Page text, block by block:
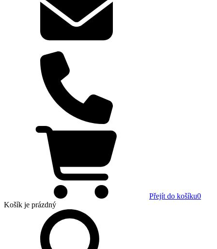
Přejít do košíku0
Košík je prázdný